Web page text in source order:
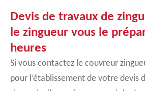
Devis de travaux de
le zingueur vous le
heures
Si vous contactez le couvreur
pour l’établissement de votre devis